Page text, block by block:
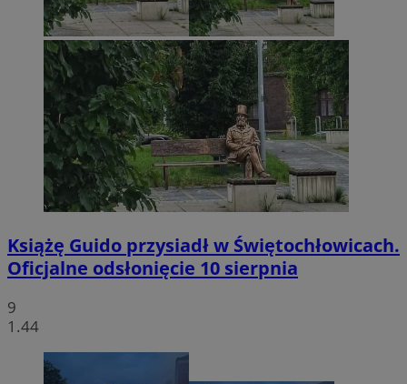
Książę Guido przysiadł w Świętochłowicach.
Oficjalne odsłonięcie 10 sierpnia
9
1.44